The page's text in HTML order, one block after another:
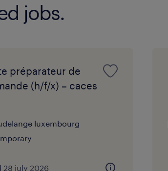
jobs.
préparateur de
(h/f/x) – caces
luxembourg
28 july 2026